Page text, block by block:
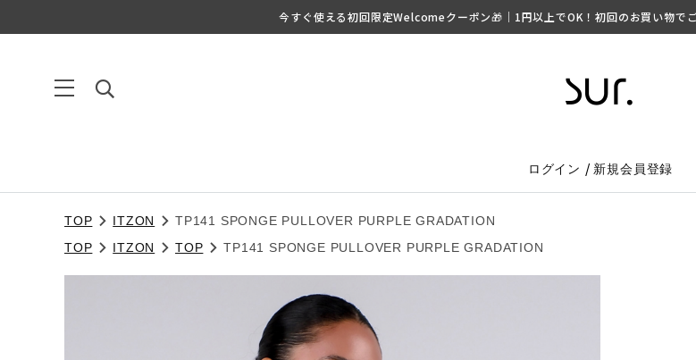
今すぐ使える初回限定Welcomeクーポン🎁｜1円以上でOK！初回のお買い物で
ログイン / 新規会員登録
TOP ITZON
TP141 SPONGE PULLOVER PURPLE GRADATION
TOP
ITZON TOP TP141 SPONGE PULLOVER PURPLE GRADATION